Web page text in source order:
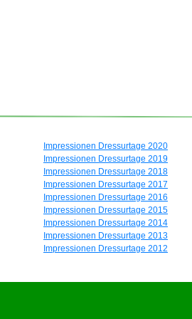
Impressionen Dressurtage 2020
Impressionen Dressurtage 2019
Impressionen Dressurtage 2018
Impressionen Dressurtage 2017
Impressionen Dressurtage 2016
Impressionen Dressurtage 2015
Impressionen Dressurtage 2014
Impressionen Dressurtage 2013
Impressionen Dressurtage 2012